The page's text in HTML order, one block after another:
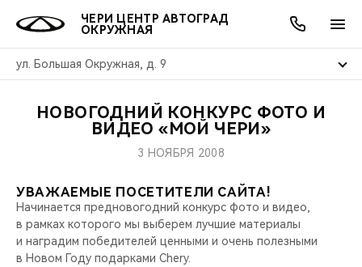
ЧЕРИ ЦЕНТР АВТОГРАД
ОКРУЖНАЯ
ул. Большая Окружная, д. 9
МОДЕЛИ
КРОССОВЕРЫ
СЕДАНЫ
ПОКУПАТЕЛЯМ
КРЕДИТ И СТРАХОВАНИЕ
ВЛАДЕЛЬЦАМ
ЗАПЧАСТИ И АКСЕССУАРЫ
ПОДДЕРЖКА
МИР CHERY
О БРЕНДЕ
CHERY В СОЦСЕТЯХ
АКЦИИ
ОНЛАЙН СЕРВИСЫ
КРЕДИТ
О КОМПАНИИ
МЫ В СОЦСЕТЯХ
НОВОГОДНИЙ КОНКУРС ФОТО И
ВИДЕО «МОЙ ЧЕРИ»
3 НОЯБРЯ 2008
УВАЖАЕМЫЕ ПОСЕТИТЕЛИ САЙТА!
Начинается предновогодний конкурс фото и видео,
в рамках которого мы выберем лучшие материалы
и наградим победителей ценными и очень полезными
в Новом Году подарками Chery.